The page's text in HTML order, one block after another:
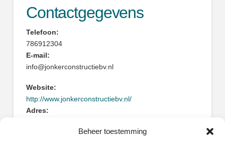
Beheer toestemming
Contactgegevens
Telefoon:
786912304
E-mail:
info@jonkerconstructiebv.nl
Website:
http://www.jonkerconstructiebv.nl/
Adres:
2953XR Alblasserdam